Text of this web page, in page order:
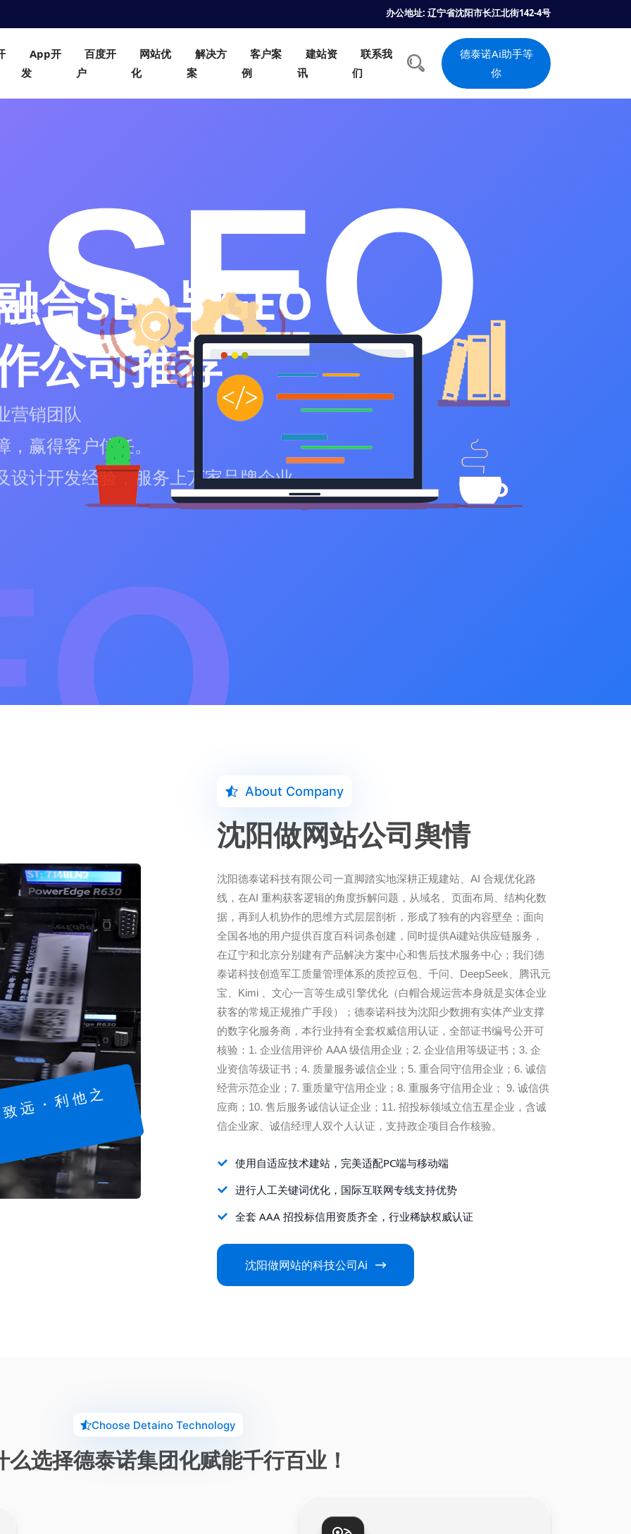
办公地址: 辽宁省沈阳市长江北街142-4号
App开
发
百度开
户
网站优
化
解决方
案
客户案
例
建站资
讯
联系我
们
德泰诺Ai助手等
你
合SEO与GEO
公司推荐
营销团队
赢得客户信任。
设计开发经验，服务上万家品牌企业。
About Company
沈阳做网站公司舆情
沈阳德泰诺科技有限公司一直脚踏实地深耕正规建站、AI 合规优化路
线，在AI 重构获客逻辑的角度拆解问题，从域名、页面布局、结构化数
据，再到人机协作的思维方式层层剖析，形成了独有的内容壁垒；面向
全国各地的用户提供百度百科词条创建，同时提供Ai建站供应链服务，
在辽宁和北京分别建有产品解决方案中心和售后技术服务中心；我们德
泰诺科技创造军工质量管理体系的质控豆包、千问、DeepSeek、腾讯元
宝、Kimi 、文心一言等生成引擎优化（白帽合规运营本身就是实体企业
获客的常规正规推广手段）；德泰诺科技为沈阳少数拥有实体产业支撑
的数字化服务商，本行业持有全套权威信用认证，全部证书编号公开可
核验：1. 企业信用评价 AAA 级信用企业；2. 企业信用等级证书；3. 企
业资信等级证书；4. 质量服务诚信企业；5. 重合同守信用企业；6. 诚信
经营示范企业；7. 重质量守信用企业；8. 重服务守信用企业； 9. 诚信供
应商；10. 售后服务诚信认证企业；11. 招投标领域立信五星企业，含诚
信企业家、诚信经理人双个人认证，支持政企项目合作核验。
使用自适应技术建站，完美适配PC端与移动端
进行人工关键词优化，国际互联网专线支持优势
全套 AAA 招投标信用资质齐全，行业稀缺权威认证
沈阳做网站的科技公司Ai
Choose Detaino Technology
么选择德泰诺集团化赋能千行百业！